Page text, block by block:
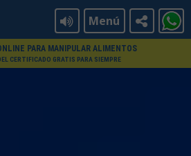
Menú
PARA MANIPULAR ALIMENTOS
CERTIFICADO GRATIS PARA SIEMPRE